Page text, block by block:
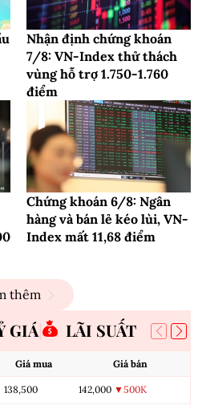
Nhận định chứng khoán
7/8: VN-Index thử thách
vùng hỗ trợ 1.750-1.760
điểm
Chứng khoán 6/8: Ngân
hàng và bán lẻ kéo lùi, VN-
Index mất 11,68 điểm
thêm
GIÁ LÃI SUẤT
Giá mua Giá bán
138,500 142,000 ▼500K